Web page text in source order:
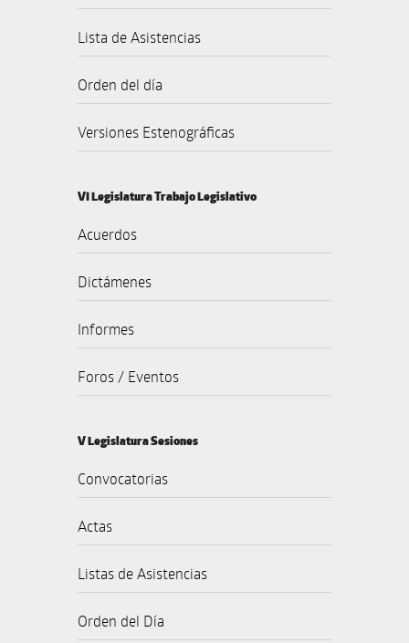
Lista de Asistencias
Orden del día
Versiones Estenográficas
VI Legislatura Trabajo Legislativo
Acuerdos
Dictámenes
Informes
Foros / Eventos
V Legislatura Sesiones
Convocatorias
Actas
Listas de Asistencias
Orden del Día